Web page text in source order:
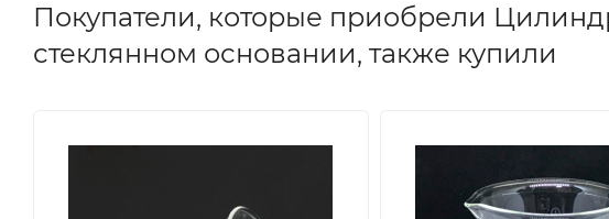
Покупатели, которые приобрели
стеклянном основании, также купили